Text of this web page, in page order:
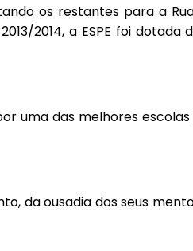
os restantes para a
2014, a ESPE foi dotada
uma das melhores
da ousadia dos seus